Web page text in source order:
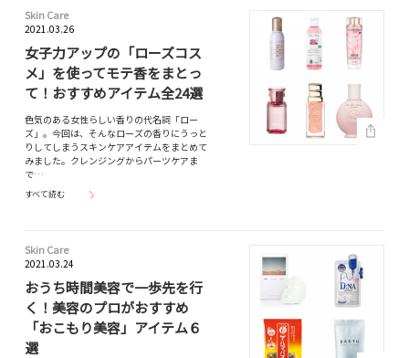
Skin Care
2021.03.26
女子力アップの「ローズコス
メ」を使ってモテ香をまとっ
て！おすすめアイテム全24選
色気のある女性らしい香りの代名詞「ロー
ズ」。今回は、そんなローズの香りにうっと
りしてしまうスキンケアアイテムをまとめて
みました。クレンジングからパーツケアま
で…
すべて読む
Skin Care
2021.03.24
おうち時間美容で一歩先を行
く！美容のプロがおすすめ
「おこもり美容」アイテム６
選